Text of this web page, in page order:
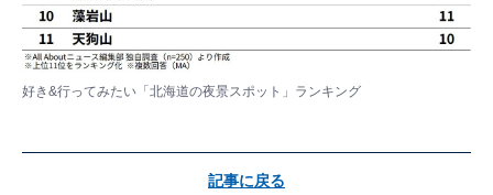
好き&行ってみたい「北海道の夜景スポット」ランキング
記事に戻る